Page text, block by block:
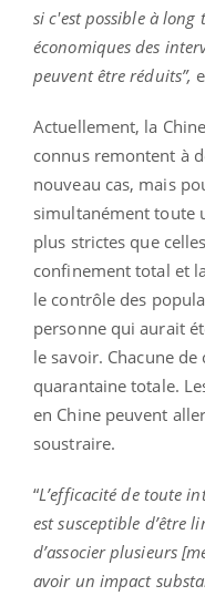
si c'est possible à long
économiques des
peuvent être réduits”,
Actuellement, la
connus remontent à
nouveau cas, mais
simultanément toute
plus strictes que
confinement total et
le contrôle des
personne qui aurait
le savoir. Chacune
quarantaine totale.
en Chine peuvent
soustraire.
“L’efficacité de toute
est susceptible d’être
d’associer plusieurs
avoir un impact